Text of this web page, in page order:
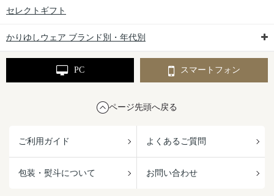
セレクトギフト
かりゆしウェア ブランド別・年代別
PC スマートフォン
ページ先頭へ戻る
ご利用ガイド よくあるご質問
包装・熨斗について お問い合わせ